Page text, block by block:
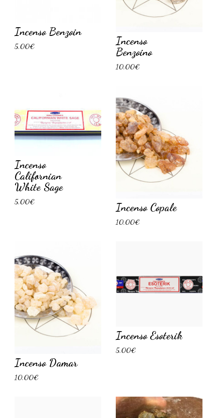
Incenso Benzoin
5,00€
Incenso
Benzoino
10,00€
Incenso
Californian
White Sage
5,00€ Incenso Copale
10,00€
Incenso Damar
10,00€
Incenso Esoterik
5,00€